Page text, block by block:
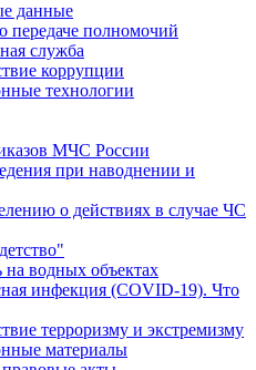
данные
передаче полномочий
служба
коррупции
технологии
МЧС России
при наводнении и
о действиях в случае ЧС
на водных объектах
инфекция (COVID-19). Что
терроризму и экстремизму
материалы